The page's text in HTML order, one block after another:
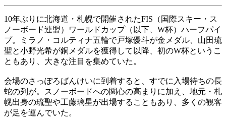
10年ぶりに北海道・札幌で開催されたFIS（国際スキー・ス
ノーボード連盟）ワールドカップ（以下、W杯）ハーフパイ
プ。ミラノ・コルティナ五輪で戸塚優斗が金メダル、山田琉
聖と小野光希が銅メダルを獲得して以降、初のW杯というこ
ともあり、大きな注目を集めていた。
会場のさっぽろばんけいに到着すると、すでに入場待ちの長
蛇の列が。スノーボードへの関心の高まりに加え、地元・札
幌出身の琉聖や工藤璃星が出場することもあり、多くの観客
が足を運んでいた。